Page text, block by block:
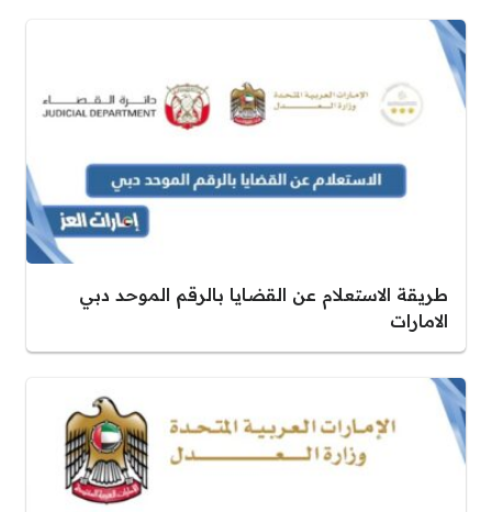
طريقة الاستعلام عن القضايا بالرقم الموحد دبي
الامارات